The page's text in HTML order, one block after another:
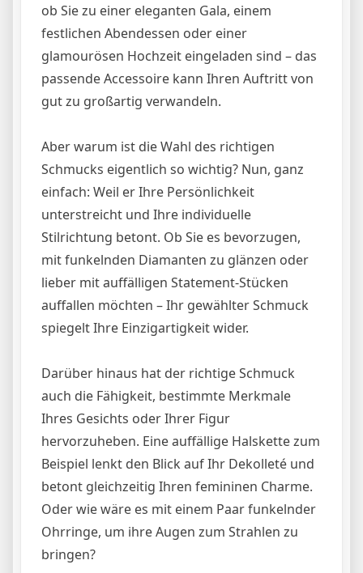
ob Sie zu einer eleganten Gala, einem
festlichen Abendessen oder einer
glamourösen Hochzeit eingeladen sind – das
passende Accessoire kann Ihren Auftritt von
gut zu großartig verwandeln.
Aber warum ist die Wahl des richtigen
Schmucks eigentlich so wichtig? Nun, ganz
einfach: Weil er Ihre Persönlichkeit
unterstreicht und Ihre individuelle
Stilrichtung betont. Ob Sie es bevorzugen,
mit funkelnden Diamanten zu glänzen oder
lieber mit auffälligen Statement-Stücken
auffallen möchten – Ihr gewählter Schmuck
spiegelt Ihre Einzigartigkeit wider.
Darüber hinaus hat der richtige Schmuck
auch die Fähigkeit, bestimmte Merkmale
Ihres Gesichts oder Ihrer Figur
hervorzuheben. Eine auffällige Halskette zum
Beispiel lenkt den Blick auf Ihr Dekolleté und
betont gleichzeitig Ihren femininen Charme.
Oder wie wäre es mit einem Paar funkelnder
Ohrringe, um ihre Augen zum Strahlen zu
bringen?